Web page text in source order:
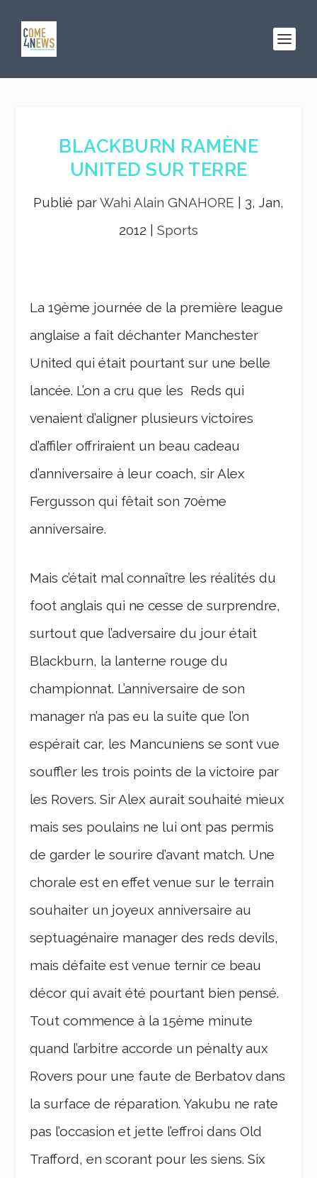
BLACKBURN RAMÈNE
UNITED SUR TERRE
Publié parWahi Alain GNAHORE
3, Jan,
2012
Sports
La 19ème journée de la première league
anglaise a fait déchanter Manchester
United qui était pourtant sur une belle
lancée. L’on a cru que les Reds qui
venaient d’aligner plusieurs victoires
d’affiler offriraient un beau cadeau
d’anniversaire à leur coach, sir Alex
Fergusson qui fêtait son 70ème
anniversaire.
Mais c’était mal connaître les réalités du
foot anglais qui ne cesse de surprendre,
surtout que l’adversaire du jour était
Blackburn, la lanterne rouge du
championnat. L’anniversaire de son
manager n’a pas eu la suite que l’on
espérait car, les Mancuniens se sont vue
souffler les trois points de la victoire par
les Rovers. Sir Alex aurait souhaité mieux
mais ses poulains ne lui ont pas permis
de garder le sourire d’avant match. Une
chorale est en effet venue sur le terrain
souhaiter un joyeux anniversaire au
septuagénaire manager des reds devils,
mais défaite est venue ternir ce beau
décor qui avait été pourtant bien pensé.
Tout commence à la 15ème minute
quand l’arbitre accorde un pénalty aux
Rovers pour une faute de Berbatov dans
la surface de réparation. Yakubu ne rate
pas l’occasion et jette l’effroi dans Old
Trafford, en scorant pour les siens. Six